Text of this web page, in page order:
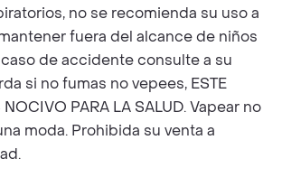
no se recomienda su uso a
fuera del alcance de niños
de accidente consulte a su
si no fumas no vepees, ESTE
PARA LA SALUD. Vapear no
moda. Prohibida su venta a